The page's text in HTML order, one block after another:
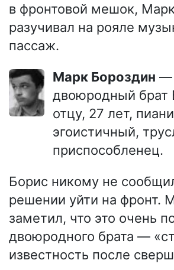
в фронтовой мешок,
разучивал на рояле
пассаж.
Марк Бороздин —
двоюродный брат
отцу, 27 лет,
эгоистичный,
приспособленец.
Борис никому не
решении уйти на фронт.
заметил, что это очень
двоюродного брата —
известность после